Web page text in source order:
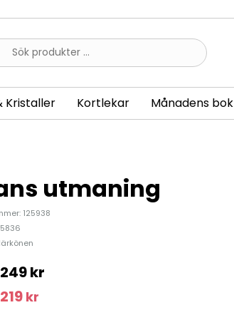
Kristaller Kortlekar Månadens bok
utmaning
125938
249kr
219 kr